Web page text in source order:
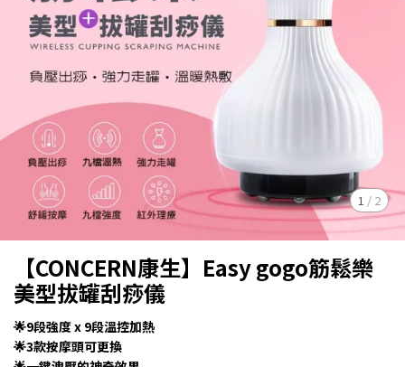
1 / 2
【CONCERN康生】Easy gogo筋鬆樂
美型拔罐刮痧儀
🌟9段強度 x 9段溫控加熱
🌟3款按摩頭可更換